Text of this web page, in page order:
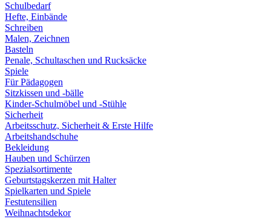
Schulbedarf
Hefte, Einbände
Schreiben
Malen, Zeichnen
Basteln
Penale, Schultaschen und Rucksäcke
Spiele
Für Pädagogen
Sitzkissen und -bälle
Kinder-Schulmöbel und -Stühle
Sicherheit
Arbeitsschutz, Sicherheit & Erste Hilfe
Arbeitshandschuhe
Bekleidung
Hauben und Schürzen
Spezialsortimente
Geburtstagskerzen mit Halter
Spielkarten und Spiele
Festutensilien
Weihnachtsdekor